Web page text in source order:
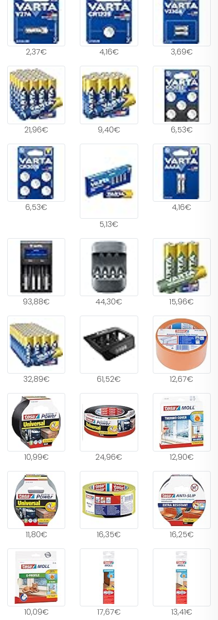
2,37€ 4,16€ 3,69€
21,96€ 9,40€ 6,53€
6,53€
5,13€
4,16€
93,88€ 44,30€ 15,96€
32,89€ 61,52€ 12,67€
10,99€ 24,96€ 12,90€
11,80€ 16,35€ 16,25€
10,09€ 17,67€ 13,41€